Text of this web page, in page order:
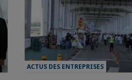
ACTUS DES ENTREPRISES